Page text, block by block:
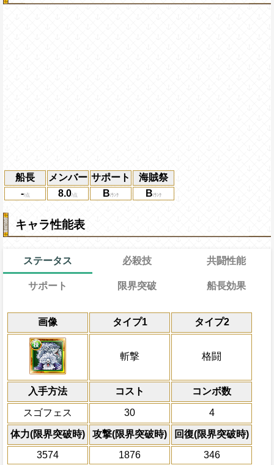
船長 メンバー サポート
海賊祭
-
8.0 B B
キャラ性能表
ステータス
画像 タイプ1 タイプ2
斬撃 格闘
入手方法 コスト コンボ数
スゴフェス 30 4
体力(限界突破時) 攻撃(限界突破時)
回復(限界突破時)
3574
1876
346
必殺技
通常 18→12ターン
限界突破
通常時
一味の必殺ターンを1短縮し、一味にか
態を5ターン減らし、1ターンの間斬撃と
の通常攻撃による属性相性の影響を2倍に
上限突破
共闘性能
共闘性能
船長効果
冒険開始時の必殺タ
にし、他の属性キャ
必殺技
ターン数：10
全ての防御効果・防
外のダメージを1にす
て敵全体に200万ダメ
プレイヤーの一味の
属性スロットに変換
サポート
効果
自分の基礎攻撃力の8%をサポート対象キ
力に上乗せする
斬撃タイプキャラ
限界突破
力
習得する効果
自分は必殺ターン巻き戻しを2ターン
る
冒険開始時の自分の必殺ターンを3短
自分のスロット封じ状態を5ターン回
自分の攻撃がPERFECTならば、
最終ヒット時のダメージが8%上乗せ
船長効果
通常時
冒険開始時の必殺ターンを2短縮し、斬撃
ャラの攻撃を2.25倍、体力を1.2内にする